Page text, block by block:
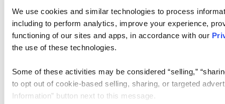
We use cookies and similar technologies to process
including to perform analytics, improve your experience,
functioning of our sites and apps, in accordance with our
the use of these technologies.
Some of these activities may be considered “selling,”
to opt out of cookie-based selling, sharing, or targeted
Information” button next to this message.